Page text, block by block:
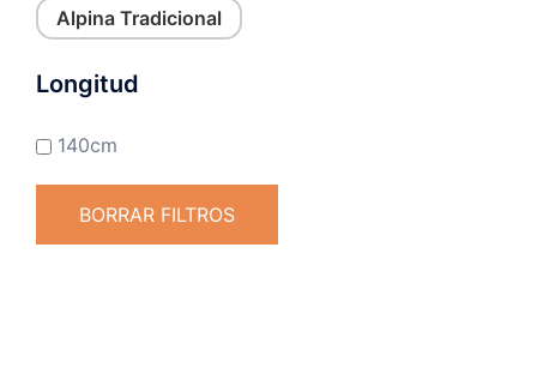
Alpina Tradicional
Longitud
140cm
BORRAR FILTROS